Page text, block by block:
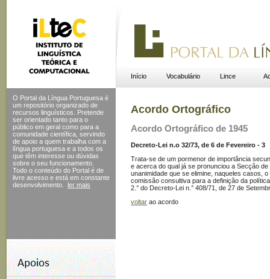
Início Vocabulário Lince
O Portal da Língua Portuguesa é
um repositório organizado de
recursos linguísticos. Pretende
ser orientado tanto para o
público em geral como para a
comunidade científica, servindo
de apoio a quem trabalha com a
língua portuguesa e a todos os
que têm interesse ou dúvidas
sobre o seu funcionamento.
Todo o conteúdo do Portal é de
livre acesso e está em constante
desenvolvimento.
ler mais
Acordo Ortográfico
Acordo Ortográfico de 1945
Decreto-Lei n.o 32/73, de 6 de Fevereiro - 3
Trata-se de um pormenor de importância
e acerca do qual já se pronunciou a Secção
unanimidade que se elimine, naqueles casos,
comissão consultiva para a definição da
2.° do Decreto-Lei n.° 408/71, de 27 de
voltar ao acordo